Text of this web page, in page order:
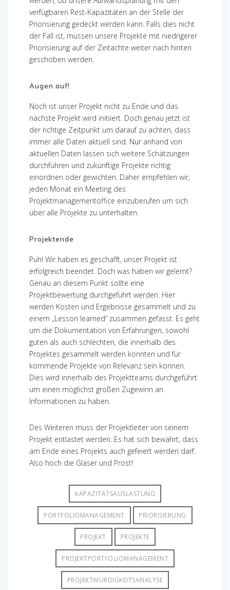
verfügbaren Rest-Kapazitäten an der Stelle der
Priorisierung gedeckt werden kann. Falls dies nicht
der Fall ist, müssen unsere Projekte mit niedrigerer
Priorisierung auf der Zeitachte weiter nach hinten
geschoben werden.
Augen auf!
Noch ist unser Projekt nicht zu Ende und das
nächste Projekt wird initiiert. Doch genau jetzt ist
der richtige Zeitpunkt um darauf zu achten, dass
immer alle Daten aktuell sind. Nur anhand von
aktuellen Daten lassen sich weitere Schätzungen
durchführen und zukünftige Projekte richtig
einordnen oder gewichten. Daher empfehlen wir,
jeden Monat ein Meeting des
Projektmanagementoffice einzuberufen um sich
über alle Projekte zu unterhalten.
Projektende
Puh! Wir haben es geschafft, unser Projekt ist
erfolgreich beendet. Doch was haben wir gelernt?
Genau an diesem Punkt sollte eine
Projektbewertung durchgeführt werden. Hier
werden Kosten und Ergebnisse gesammelt und zu
einem „Lesson learned“ zusammen gefasst. Es geht
um die Dokumentation von Erfahrungen, sowohl
guten als auch schlechten, die innerhalb des
Projektes gesammelt werden konnten und für
kommende Projekte von Relevanz sein können.
Dies wird innerhalb des Projektteams durchgeführt
um einen möglichst großen Zugewinn an
Informationen zu haben.
Des Weiteren muss der Projektleiter von seinem
Projekt entlastet werden. Es hat sich bewährt, dass
am Ende eines Projekts auch gefeiert werden darf.
Also hoch die Gläser und Prost!
KAPAZITÄTSAUSLASTUNG
PORTFOLIOMANAGEMENT PRIORISIERUNG
PROJEKT PROJEKTE
PROJEKTPORTFOLIOMANAGEMENT
PROJEKTWÜRDIGKEITSANALYSE